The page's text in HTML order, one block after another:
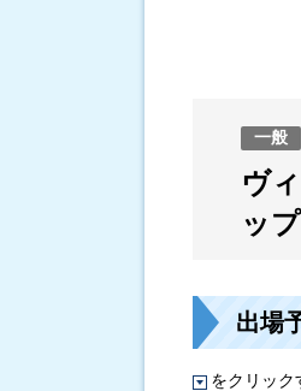
出走表・前日予
モーター抽選結
得点率ランキング
一般
ヴ
ップ
出場
をクリック